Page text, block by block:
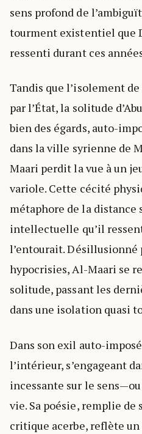
sens profond de
tourment existentiel que
ressenti durant ces
Tandis que l’isolement
par l’État, la solitude
bien des égards, auto-
dans la ville syrienne de
Maari perdit la vue à un
variole. Cette cécité
métaphore de la
intellectuelle qu’il
l’entourait. Désillusionné
hypocrisies, Al-Maari se
solitude, passant les
dans une isolation quasi
Dans son exil auto-
l’intérieur, s’engageant
incessante sur le
vie. Sa poésie, remplie de
critique acerbe, reflète un